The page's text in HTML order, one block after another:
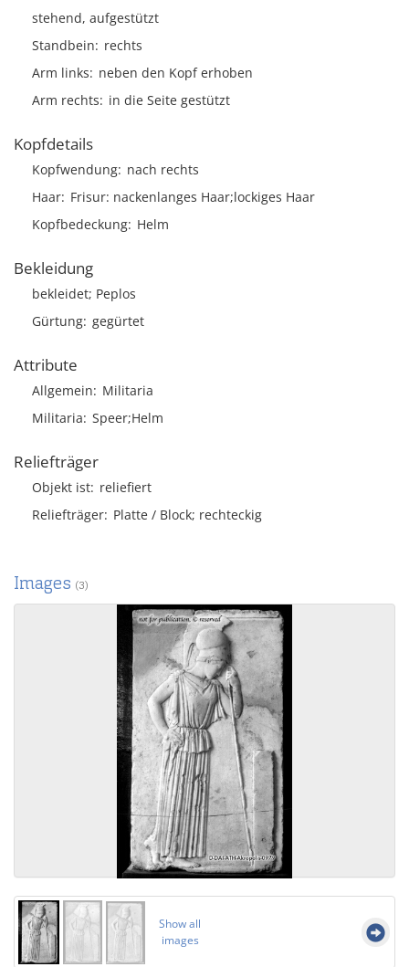
stehend, aufgestützt
Standbein
rechts
Arm links
neben den Kopf erhoben
Arm rechts
in die Seite gestützt
Kopfdetails
Kopfwendung nach rechts
Haar Frisur nackenlanges Haar;lockiges Haar
Kopfbedeckung Helm
Bekleidung
bekleidet; Peplos
Gürtung gegürtet
Attribute
Allgemein
Militaria
Militaria Speer;Helm
Reliefträger
Objekt ist reliefiert
Reliefträger Platte / Block; rechteckig
Images (3)
Show all
images